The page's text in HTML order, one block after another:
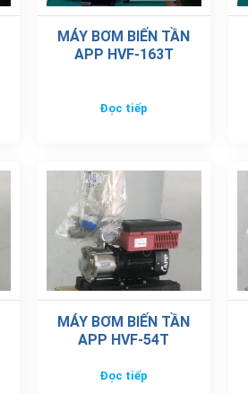
MÁY BƠM BIẾN TẦN
APP HVF-163T
Đọc tiếp
MÁY BƠM BIẾN TẦN
APP HVF-54T
Đọc tiếp